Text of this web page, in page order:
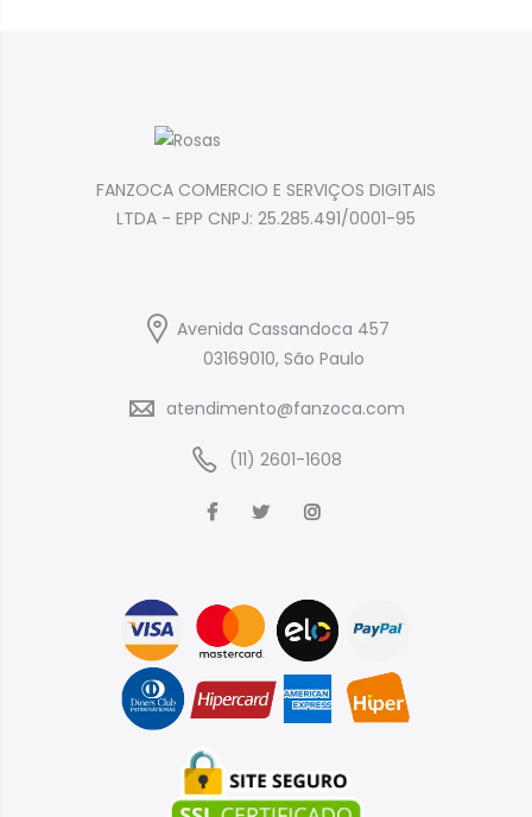
FANZOCA COMERCIO E SERVIÇOS DIGITAIS
LTDA - EPP CNPJ: 25.285.491/0001-95
Avenida Cassandoca 457
03169010, São Paulo
atendimento@fanzoca.com
(11) 2601-1608